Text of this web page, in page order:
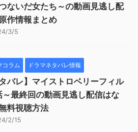
ないだ女たち～の動画見逃し配
作情報まとめ
3/5
コラム ドラマネタバレ情報
タバレ】マイストロベリーフィル
～最終回の動画見逃し配信はな
料視聴方法
2/15